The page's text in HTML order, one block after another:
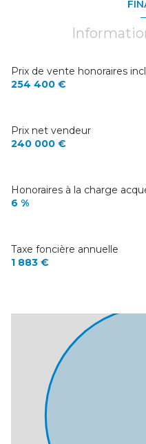
Prix de vente honoraires
254 400 €
Prix net vendeur
240 000 €
Honoraires à la charge
6 %
Taxe foncière annuelle
1 883 €